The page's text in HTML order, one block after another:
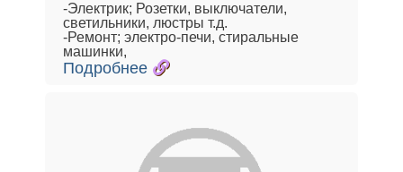
-Электрик; Розетки, выключатели,
светильники, люстры т.д.
-Ремонт; электро-печи, стиральные
машинки,
Подробнее